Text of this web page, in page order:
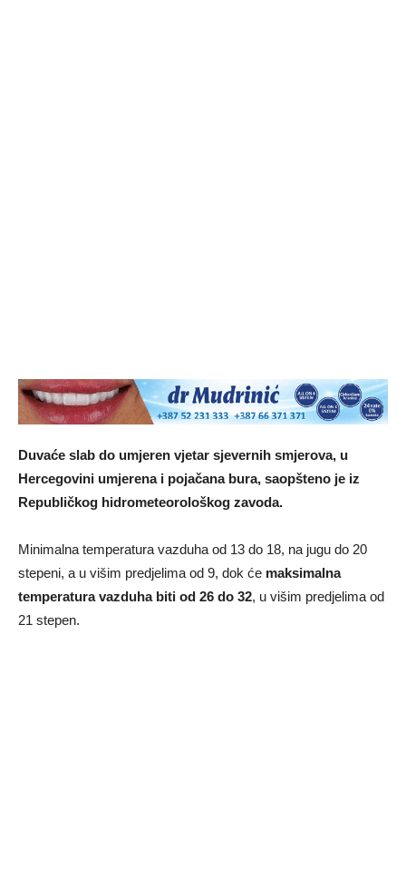
Duvaće slab do umjeren vjetar sjevernih smjerova, u
Hercegovini umjerena i pojačana bura, saopšteno je iz
Republičkog hidrometeorološkog zavoda.
Minimalna temperatura vazduha od 13 do 18, na jugu do 20
stepeni, a u višim predjelima od 9, dok će maksimalna
temperatura vazduha biti od 26 do 32, u višim predjelima od
21 stepen.